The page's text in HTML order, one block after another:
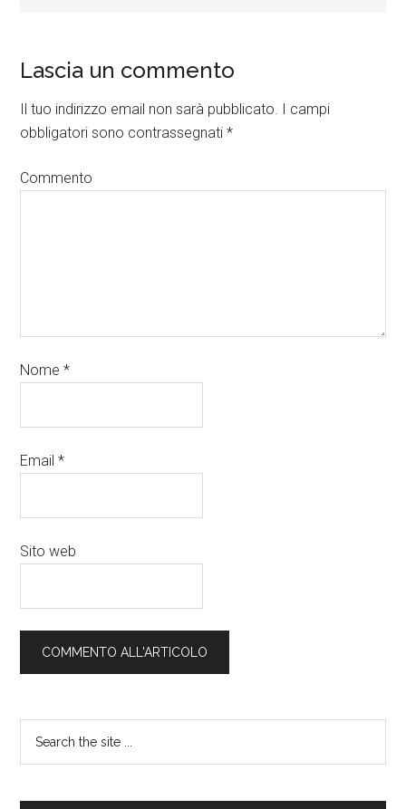
Lascia un commento
Il tuo indirizzo email non sarà pubblicato. I campi
obbligatori sono contrassegnati*
Commento
Nome*
Email*
Sito web